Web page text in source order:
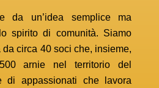
da un’idea semplice ma
spirito di comunità. Siamo
circa 40 soci che, insieme,
arnie nel territorio del
di appassionati che lavora